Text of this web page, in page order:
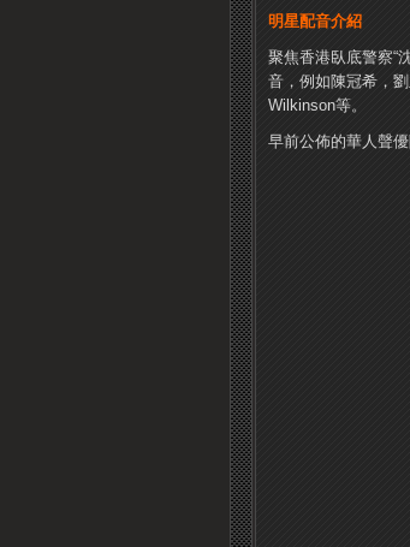
明星配音介紹
聚焦香港臥底警察“
音，例如陳冠希，
Wilkinson等。
早前公佈的華人聲